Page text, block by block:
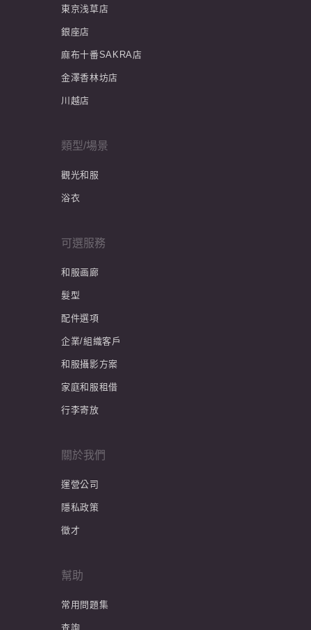
東京浅草店
銀座店
麻布十番SAKRA店
金澤香林坊店
川越店
類型/場景
觀光和服
浴衣
可選服務
和服画廊
髮型
配件選項
企業/組織客戶
和服攝影方案
家庭和服租借
行李寄放
關於我們
運營公司
隱私政策
徵才
幫助
常用問題集
查詢